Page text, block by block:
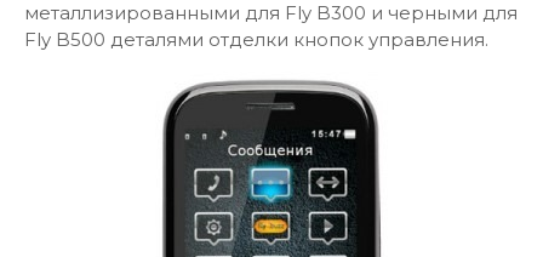
металлизированными для Fly B300 и черными для
Fly B500 деталями отделки кнопок управления.